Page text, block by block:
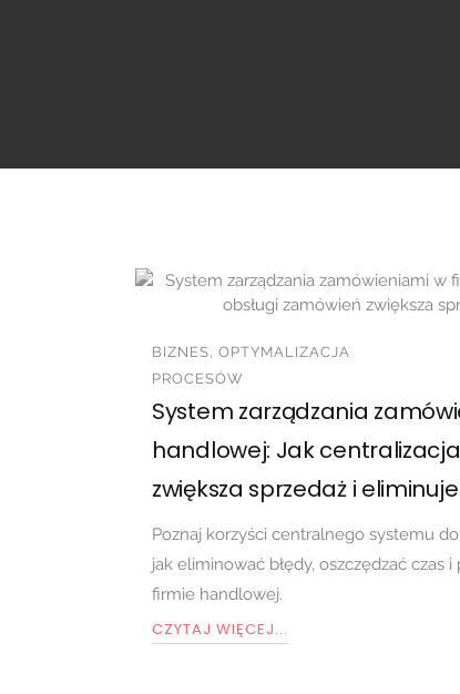
BIZNES, OPTYMALIZACJA
PROCESÓW
System zarządzania
handlowej: Jak
zwiększa sprzedaż i
Poznaj korzyści centralnego systemu
jak eliminować błędy, oszczędzać czas
firmie handlowej.
CZYTAJ WIĘCEJ...